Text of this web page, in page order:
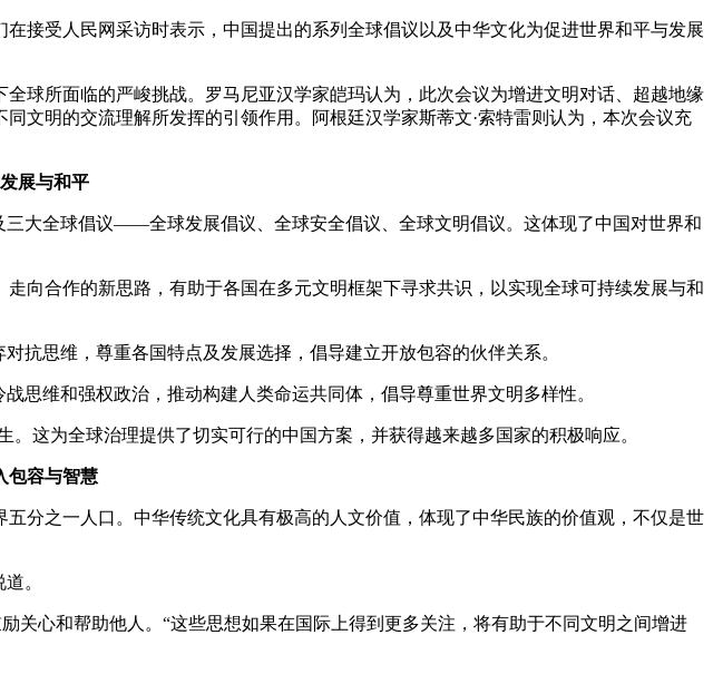
受人民网采访时表示，中国提出的系列全球倡议以及中华文化为促进世界和平与发展
所面临的严峻挑战。罗马尼亚汉学家皑玛认为，此次会议为增进文明对话、超越地缘
文明的交流理解所发挥的引领作用。阿根廷汉学家斯蒂文·索特雷则认为，本次会议充
展与和平
大全球倡议——全球发展倡议、全球安全倡议、全球文明倡议。这体现了中国对世界和
合作的新思路，有助于各国在多元文明框架下寻求共识，以实现全球可持续发展与和
思维，尊重各国特点及发展选择，倡导建立开放包容的伙伴关系。
维和强权政治，推动构建人类命运共同体，倡导尊重世界文明多样性。
为全球治理提供了切实可行的中国方案，并获得越来越多国家的积极响应。
包容与智慧
之一人口。中华传统文化具有极高的人文价值，体现了中华民族的价值观，不仅是世
。
心和帮助他人。“这些思想如果在国际上得到更多关注，将有助于不同文明之间增进